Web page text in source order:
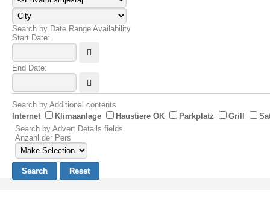
Search by Date Range Availability
Start Date:
End Date:
Search by Additional contents
Internet
Klimaanlage Haustiere OK Parkplatz Grill
Search by Advert Details fields
Anzahl der Pers